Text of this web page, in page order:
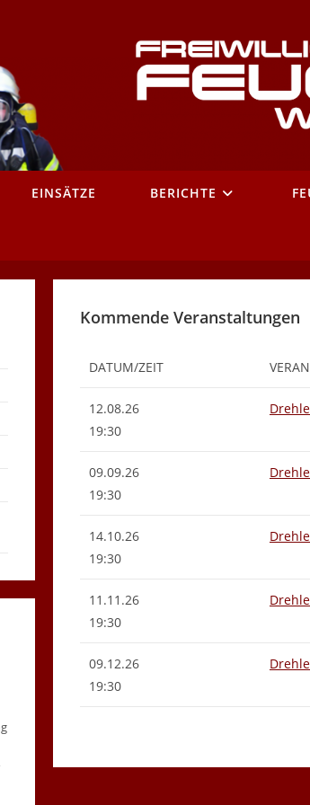
EINSÄTZE BERICHTE
Kommende Veranstaltungen
DATUM/ZEIT
12.08.26
19:30
09.09.26
19:30
14.10.26
19:30
11.11.26
19:30
09.12.26
19:30